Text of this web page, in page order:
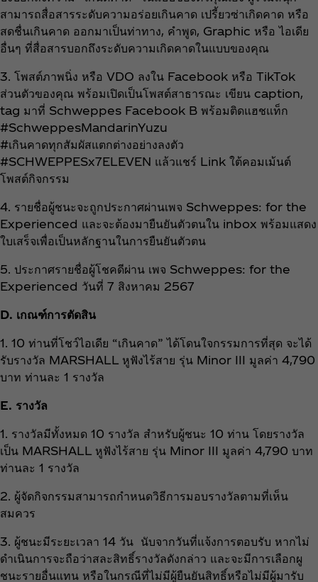
สามารถสื่อสารระดับความอร่อยเกินคาด เปรี้ยวซ่าเกิดคาด หรือ
สดชื่นเกินคาด ออกมาเป็นท่าทาง, คำพูด, Graphic หรือ ไอเดีย
อื่นๆ ที่สื่อสารบอกถึงระดับความเกิดคาดในแบบของคุณ
3. โพสต์ภาพนิ่ง หรือ VDO ลงใน Facebook หรือ TikTok
ส่วนตัวของคุณ พร้อมเปิดเป็นโพสต์สาธารณะ เขียน caption,
tag มาที่ Schweppes Facebook B พร้อมติดแฮชแท็ก
#SchweppesMandarinYuzu
#เกินคาดทุกสัมผัสแตกต่างอย่างลงตัว
#SCHWEPPESx7ELEVEN แล้วแชร์ Link ใต้คอมเม้นต์
โพสต์กิจกรรม
4. รายชื่อผู้ชนะจะถูกประกาศผ่านเพจ Schweppes: for the
Experienced และจะต้องมายืนยันตัวตนใน inbox พร้อมแสดง
ใบเสร็จเพื่อเป็นหลักฐานในการยืนยันตัวตน
5. ประกาศรายชื่อผู้โชคดีผ่าน เพจ Schweppes: for the
Experienced วันที่ 7 สิงหาคม 2567
D. เกณฑ์การตัดสิน
1. 10 ท่านที่โชว์ไอเดีย “เกินคาด” ได้โดนใจกรรมการที่สุด จะได้
รับรางวัล MARSHALL หูฟังไร้สาย รุ่น Minor III มูลค่า 4,790
บาท ท่านละ 1 รางวัล
E. รางวัล
1. รางวัลมีทั้งหมด 10 รางวัล สำหรับผู้ชนะ 10 ท่าน โดยรางวัล
เป็น MARSHALL หูฟังไร้สาย รุ่น Minor III มูลค่า 4,790 บาท
ท่านละ 1 รางวัล
2. ผู้จัดกิจกรรมสามารถกำหนดวิธีการมอบรางวัลตามที่เห็น
สมควร
3. ผู้ชนะมีระยะเวลา 14 วัน นับจากวันที่แจ้งการตอบรับ หากไม่
ดำเนินการจะถือว่าสละสิทธิ์รางวัลดังกล่าว และจะมีการเลือกผู
ชนะรายอื่นแทน หรือในกรณีที่ไม่มีผู้ยืนยันสิทธิ์หรือไม่มีผู้มารับ